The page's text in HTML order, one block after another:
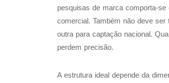
pesquisas de marca comporta-
comercial. Também não deve
outra para captação nacional.
perdem precisão.
A estrutura ideal depende da